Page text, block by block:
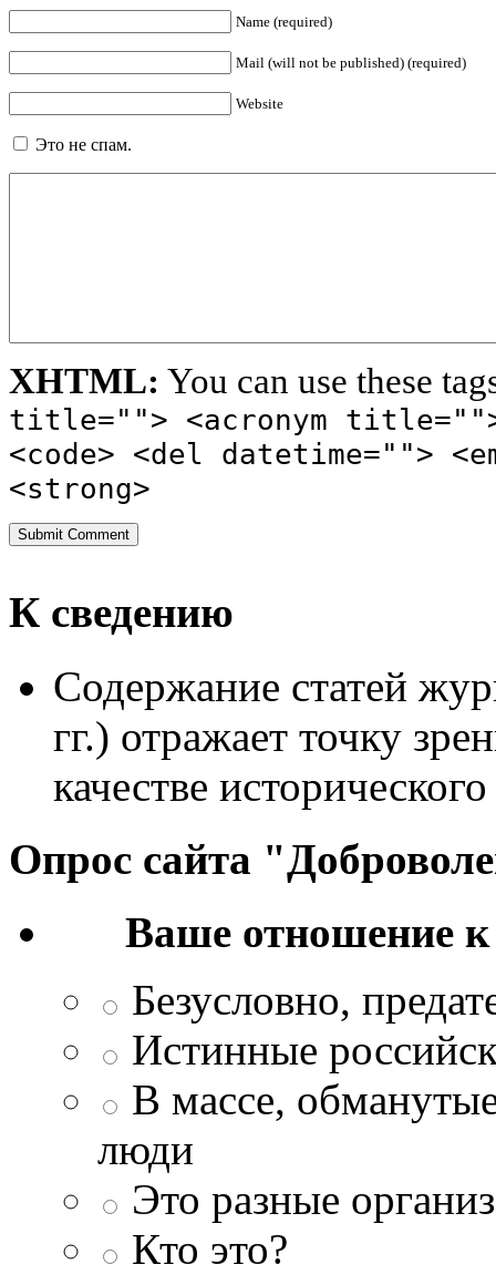
Name (required)
Mail (will not be published) (required)
Website
Это не спам.
XHTML: You can use these
title=""> <acronym
<code> <del datetime="">
<strong>
К сведению
Содержание статей
гг.) отражает точку
качестве
Опрос сайта
Ваше отношение
Безусловно,
Истинные
В массе,
люди
Это разные
Кто это?